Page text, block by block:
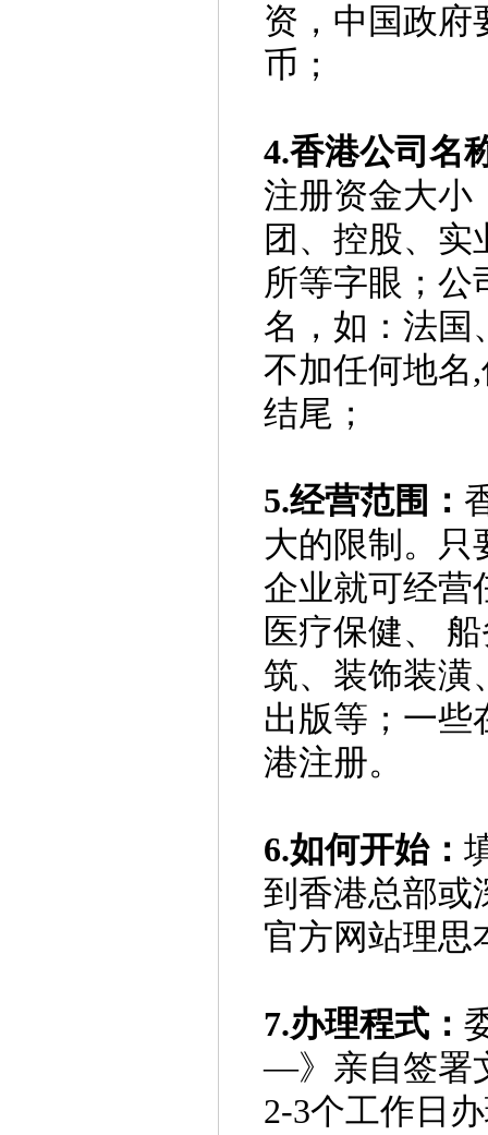
资，中国政府
币；
4.香港公司名
注册资金大小
团、控股、
所等字眼；公
名，如：法国
不加任何地名
结尾；
5.经营范围：
大的限制。只
企业就可经营
医疗保健、
筑、装饰装潢
出版等；一些
港注册。
6.如何开始：
到香港总部或
官方网站理思
7.办理程式：
—》亲自签署
2-3个工作日